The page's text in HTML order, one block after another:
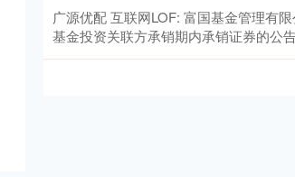
广源优配 互联网LOF: 富国基金管理有
基金投资关联方承销期内承销证券的公